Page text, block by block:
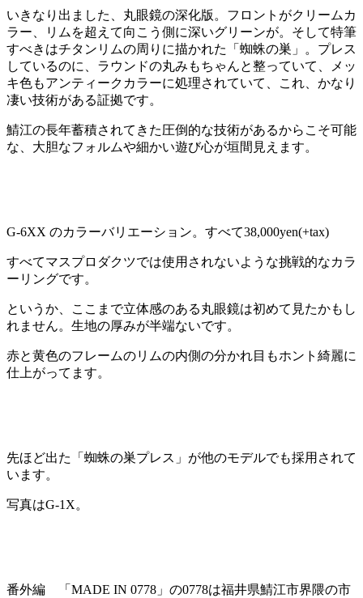
いきなり出ました、丸眼鏡の深化版。フロントがクリームカ
ラー、リムを超えて向こう側に深いグリーンが。そして特筆
すべきはチタンリムの周りに描かれた「蜘蛛の巣」。プレス
しているのに、ラウンドの丸みもちゃんと整っていて、メッ
キ色もアンティークカラーに処理されていて、これ、かなり
凄い技術がある証拠です。
鯖江の長年蓄積されてきた圧倒的な技術があるからこそ可能
な、大胆なフォルムや細かい遊び心が垣間見えます。
G-6XX のカラーバリエーション。すべて38,000yen(+tax)
すべてマスプロダクツでは使用されないような挑戦的なカラ
ーリングです。
というか、ここまで立体感のある丸眼鏡は初めて見たかもし
れません。生地の厚みが半端ないです。
赤と黄色のフレームのリムの内側の分かれ目もホント綺麗に
仕上がってます。
先ほど出た「蜘蛛の巣プレス」が他のモデルでも採用されて
います。
写真はG-1X。
番外編 「MADE IN 0778」の0778は福井県鯖江市界隈の市